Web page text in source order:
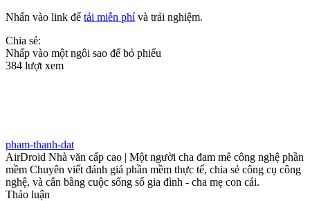
Nhấn vào link để tải miễn phívà trải nghiệm.
Chia sẻ:
Nhấp vào một ngôi sao để bỏ phiếu
384 lượt xem
pham-thanh-dat
AirDroid Nhà văn cấp cao | Một người cha đam mê công nghệ phần
mềm Chuyên viết đánh giá phần mềm thực tế, chia sẻ công cụ công
nghệ, và cân bằng cuộc sống số gia đình - cha mẹ con cái.
Thảo luận